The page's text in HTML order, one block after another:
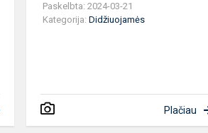
Paskelbta: 2024-03-21
Kategorija:Didžiuojamės
Plačiau